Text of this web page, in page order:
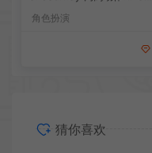
角色扮演
猜你喜欢